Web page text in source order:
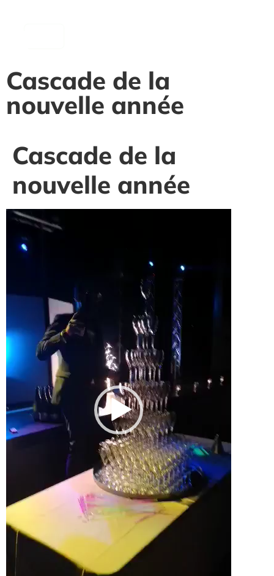
Cascade de la
nouvelle année
Cascade de la
nouvelle année
Lecteur